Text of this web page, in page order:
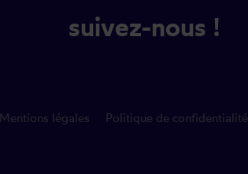
suivez-nous !
Mentions légales Politique de confidentialité